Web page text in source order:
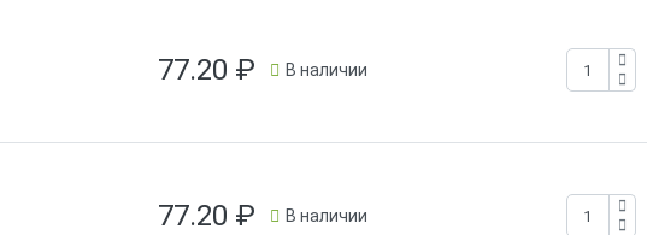
77.20 ₽ В наличии
77.20 ₽ В наличии